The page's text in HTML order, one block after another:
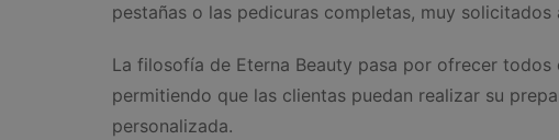
pestañas o las pedicuras completas, muy
La filosofía de Eterna Beauty pasa por ofrecer todos
permitiendo que las clientas puedan realizar su
personalizada.